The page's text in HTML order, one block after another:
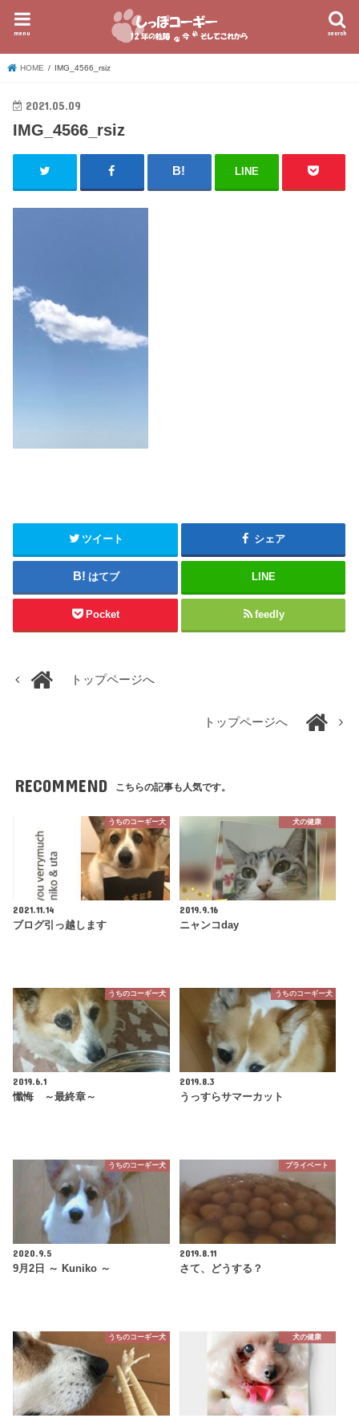
search
menu
HOME IMG_4566_rsiz
2021.05.09
IMG_4566_rsiz
LINE
ツイート シェア
はてブ LINE
Pocket feedly
トップページへ
トップページへ
RECOMMEND こちらの記事も人気です。
うちのコーギー犬
2021.11.14
ブログ引っ越します
犬の健康
2019.9.16
ニャンコday
うちのコーギー犬
2019.6.1
懺悔 ～最終章～
うちのコーギー犬
2019.8.3
うっすらサマーカット
うちのコーギー犬
2020.9.5
9月2日 ～ Kuniko ～
プライベート
2019.8.11
さて、どうする？
うちのコーギー犬 犬の健康